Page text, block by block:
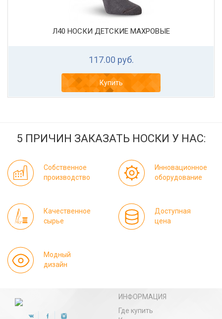
Л40 НОСКИ ДЕТСКИЕ МАХРОВЫЕ
117.00 руб.
Купить
5 ПРИЧИН ЗАКАЗАТЬ НОСКИ У НАС:
Собственное
производство
Инновационное
оборудование
Качественное
сырье
Доступная
цена
Модный
дизайн
ИНФОРМАЦИЯ
Где купить